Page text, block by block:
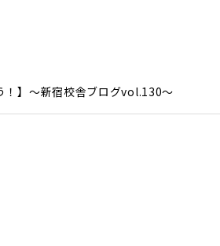
！】〜新宿校舎ブログvol.130〜